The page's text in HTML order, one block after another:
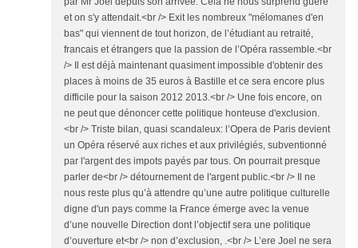
et on s'y attendait.<br /> Exit les nombreux "mélomanes d'en
bas" qui viennent de tout horizon, de l’étudiant au retraité,
francais et étrangers que la passion de l’Opéra rassemble.<br
/> Il est déjà maintenant quasiment impossible d'obtenir des
places à moins de 35 euros à Bastille et ce sera encore plus
difficile pour la saison 2012 2013.<br /> Une fois encore, on
ne peut que dénoncer cette politique honteuse d'exclusion.
<br /> Triste bilan, quasi scandaleux: l’Opera de Paris devient
un Opéra réservé aux riches et aux privilégiés, subventionné
par l'argent des impots payés par tous. On pourrait presque
parler de<br /> détournement de l'argent public.<br /> Il ne
nous reste plus qu’à attendre qu’une autre politique culturelle
digne d'un pays comme la France émerge avec la venue
d’une nouvelle Direction dont l’objectif sera une politique
d’ouverture et<br /> non d’exclusion, .<br /> L’ere Joel ne sera